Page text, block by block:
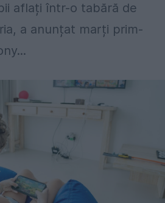
aflați într-o tabără de
a anunțat marți prim-